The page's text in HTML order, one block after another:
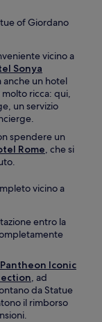
of Giordano
vicino a
Sonya
anche un hotel
ricca: qui,
un servizio
spendere un
Rome, che si
vicino a
entro la
Iconic
, ad
da Statue
il rimborso